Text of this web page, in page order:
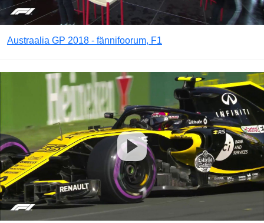
Austraalia GP 2018 - fännifoorum, F1